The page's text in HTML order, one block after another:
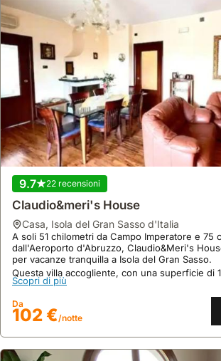
9.7 22 recensioni
Claudio&meri's House
casa, Isola del Gran Sasso d'Italia
A soli 51 chilometri da Campo Imperatore e 75
dall'Aeroporto d'Abruzzo, Claudio&Meri's
per vacanze tranquilla a Isola del Gran Sasso.
Questa villa accogliente, con una superficie di
per 7 persone, dispone di 2 camere da letto, 2
condizionata, cucina attrezzata, terrazza,
rendendola una scelta eccellente per famiglie.
Scopri di più
Da
102 €/notte